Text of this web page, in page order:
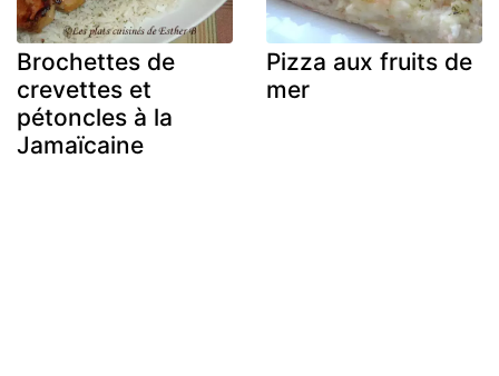
Brochettes de
crevettes et
pétoncles à la
Jamaïcaine
Pizza aux fruits de
mer